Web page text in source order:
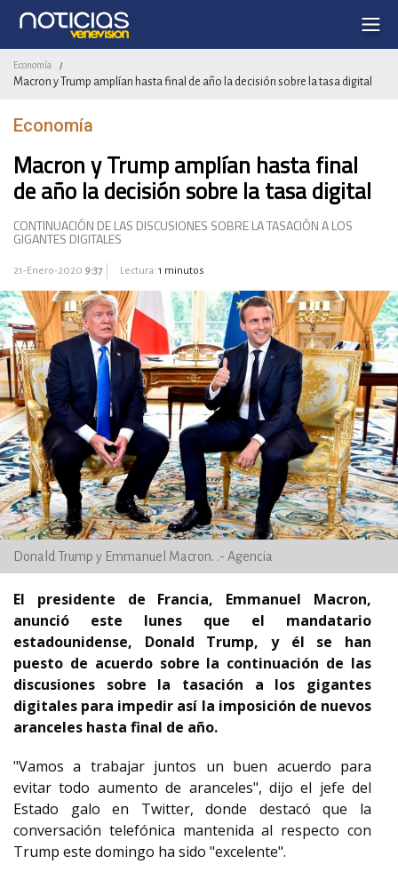
Economía /
Macron y Trump amplían hasta final de año la decisión sobre la tasa digital
Economía
Macron y Trump amplían hasta final
de año la decisión sobre la tasa digital
CONTINUACIÓN DE LAS DISCUSIONES SOBRE LA TASACIÓN A LOS
GIGANTES DIGITALES
21-Enero-2020 9:37 Lectura: 1 minutos
Donald Trump y Emmanuel Macron. .- Agencia
El presidente de Francia, Emmanuel Macron,
anunció este lunes que el mandatario
estadounidense, Donald Trump, y él se han
puesto de acuerdo sobre la continuación de las
discusiones sobre la tasación a los gigantes
digitales para impedir así la imposición de nuevos
aranceles hasta final de año.
"Vamos a trabajar juntos un buen acuerdo para
evitar todo aumento de aranceles", dijo el jefe del
Estado galo en Twitter, donde destacó que la
conversación telefónica mantenida al respecto con
Trump este domingo ha sido "excelente".